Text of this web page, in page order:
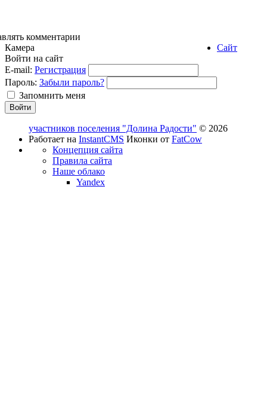
комментарии
Камера
Войти на сайт
E-mail: Регистрация
Пароль: Забыли пароль?
Запомнить меня
Сайт
участников поселения "Долина Радости" © 2026
Работает на InstantCMS Иконки от FatCow
Концепция сайта
Правила сайта
Наше облако
Yandex